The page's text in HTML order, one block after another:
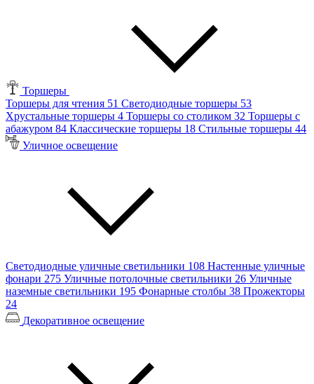
Торшеры
Торшеры для чтения 51 Светодиодные торшеры 53
Хрустальные торшеры 4 Торшеры со столиком 32 Торшеры с
абажуром 84 Классические торшеры 18 Стильные торшеры 44
Уличное освещение
Светодиодные уличные светильники 108 Настенные уличные
фонари 275 Уличные потолочные светильники 26 Уличные
наземные светильники 195 Фонарные столбы 38 Прожекторы
24
Декоративное освещение